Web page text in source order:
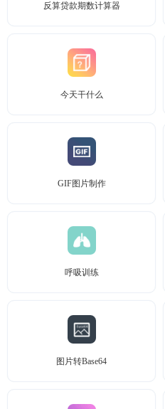
反算贷款期数计算器
今天干什么
GIF图片制作
呼吸训练
图片转Base64